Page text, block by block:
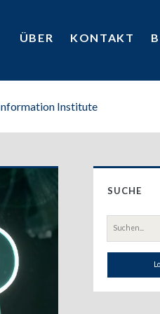
ÜBER KONTAKT
Institute
SUCHE
Suche
nach: